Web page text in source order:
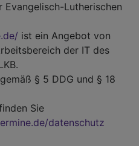
Evangelisch-Lutherischen
ist ein Angebot von
der IT des
§ 5 DDG und § 18
Sie
datenschutz